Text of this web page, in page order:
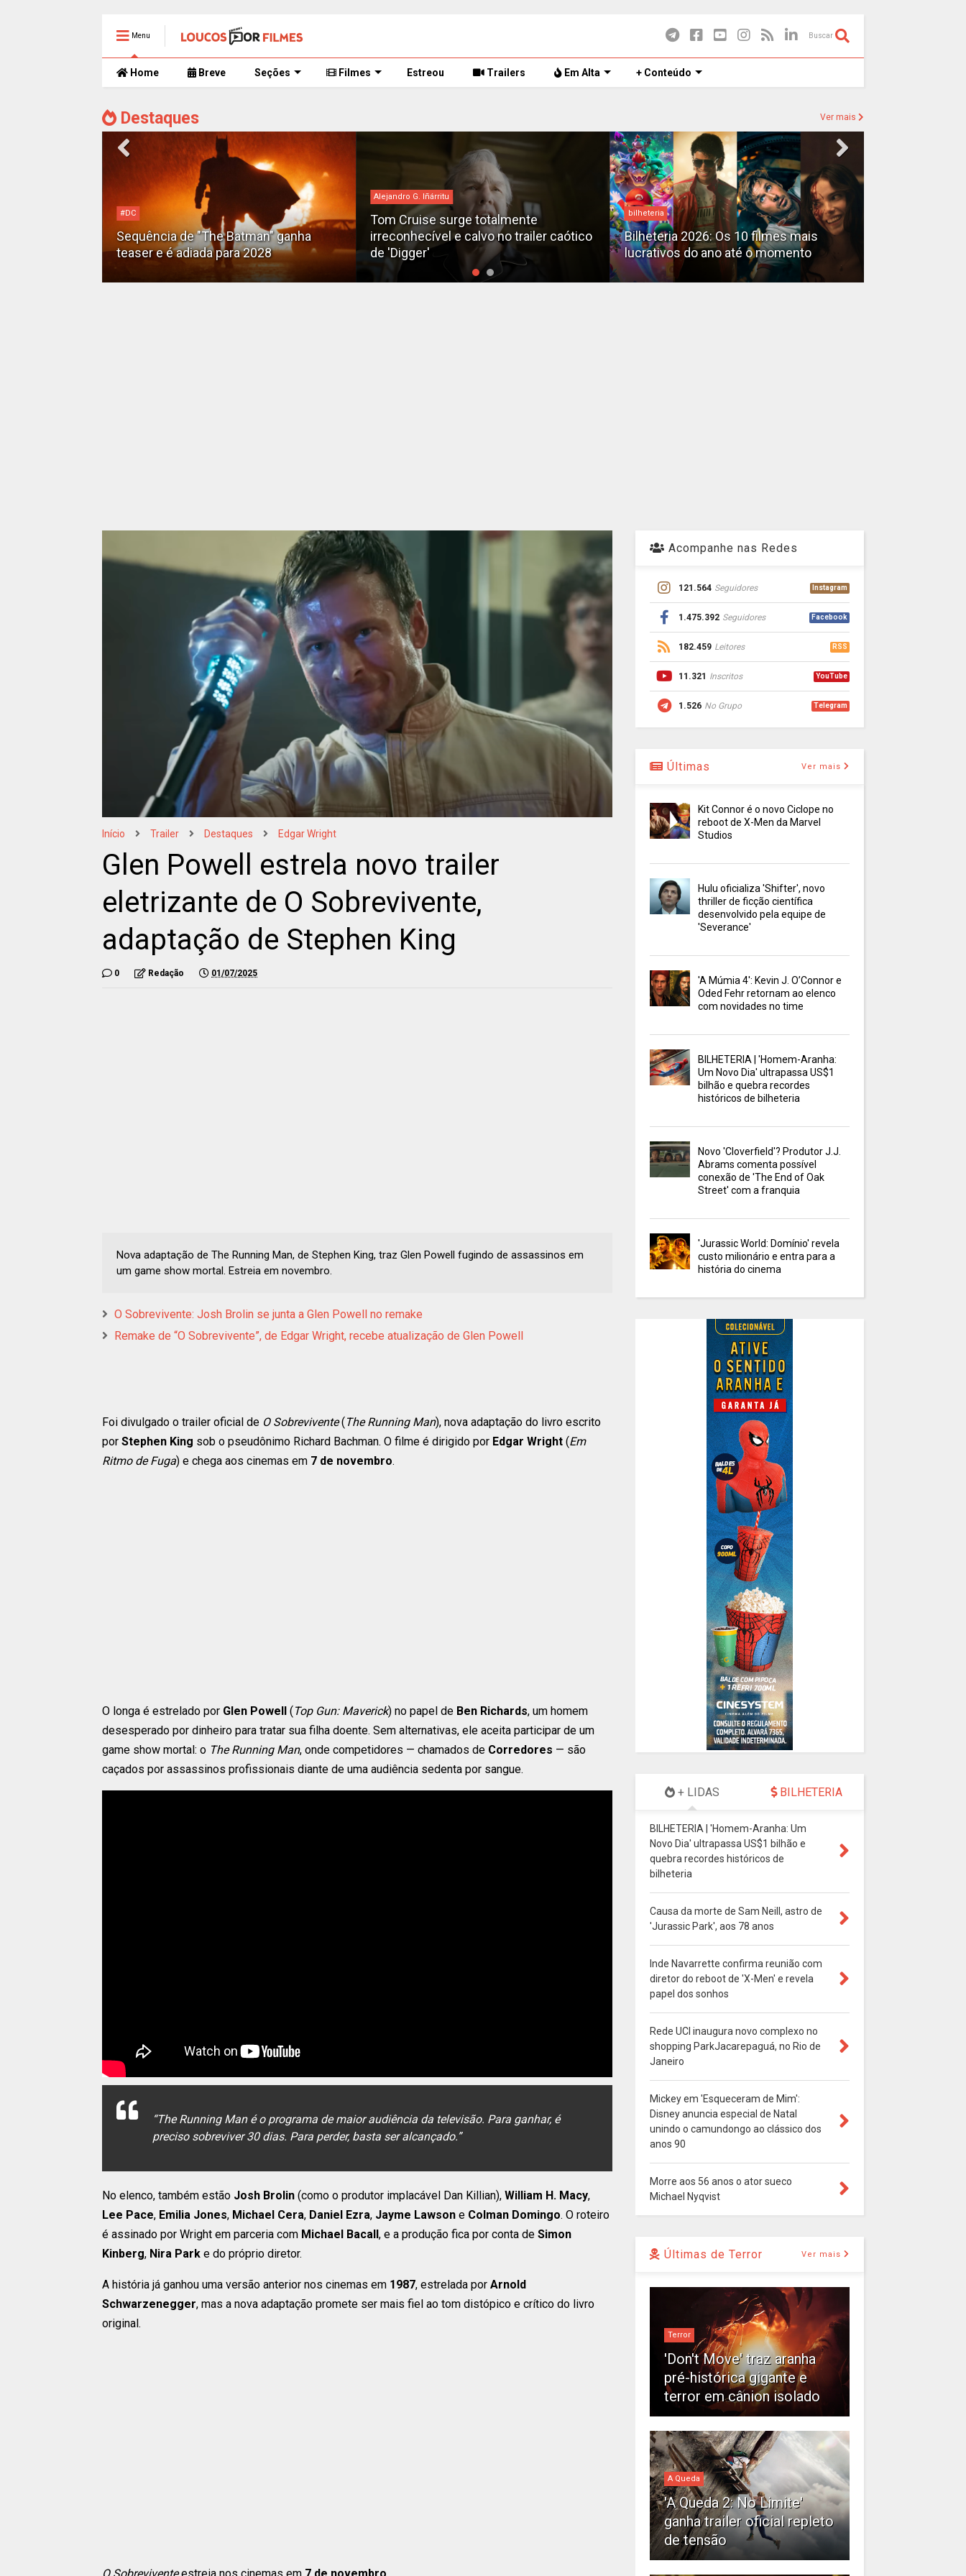
Menu Buscar
Home Breve Seções Filmes Estreou Trailers Em Alta + Conteúdo
Destaques Ver mais
#DC
Sequência de "The Batman" ganha
teaser e é adiada para 2028
Alejandro G. Iñárritu
Tom Cruise surge totalmente
irreconhecível e calvo no trailer caótico
de 'Digger'
bilheteria
Bilheteria 2026: Os 10 filmes mais
lucrativos do ano até o momento
Início Trailer Destaques Edgar Wright
Glen Powell estrela novo trailer
eletrizante de O Sobrevivente,
adaptação de Stephen King
0 Redação 01/07/2025
Nova adaptação de The Running Man, de Stephen King, traz Glen Powell fugindo de assassinos em
um game show mortal. Estreia em novembro.
O Sobrevivente: Josh Brolin se junta a Glen Powell no remake
Remake de “O Sobrevivente”, de Edgar Wright, recebe atualização de Glen Powell
Foi divulgado o trailer oficial de O Sobrevivente( The Running Man), nova adaptação do livro escrito
por Stephen King sob o pseudônimo Richard Bachman. O filme é dirigido por Edgar Wright (Em
Ritmo de Fuga) e chega aos cinemas em 7 de novembro.
O longa é estrelado por Glen Powell ( Top Gun: Maverick) no papel de Ben Richards, um homem
desesperado por dinheiro para tratar sua filha doente. Sem alternativas, ele aceita participar de um
game show mortal: o The Running Man, onde competidores — chamados de Corredores — são
caçados por assassinos profissionais diante de uma audiência sedenta por sangue.
“The Running Man é o programa de maior audiência da televisão. Para ganhar, é
preciso sobreviver 30 dias. Para perder, basta ser alcançado.”
No elenco, também estão Josh Brolin (como o produtor implacável Dan Killian), William H. Macy,
Lee Pace, Emilia Jones, Michael Cera, Daniel Ezra, Jayme Lawson e Colman Domingo. O roteiro
é assinado por Wright em parceria com Michael Bacall, e a produção fica por conta de Simon
Kinberg, Nira Park e do próprio diretor.
A história já ganhou uma versão anterior nos cinemas em 1987, estrelada por Arnold
Schwarzenegger, mas a nova adaptação promete ser mais fiel ao tom distópico e crítico do livro
original.
Acompanhe nas Redes
121.564 Seguidores Instagram
1.475.392 Seguidores Facebook
182.459 Leitores RSS
11.321 Inscritos YouTube
1.526 No Grupo Telegram
Últimas Ver mais
Kit Connor é o novo Ciclope no
reboot de X-Men da Marvel
Studios
Hulu oficializa 'Shifter', novo
thriller de ficção científica
desenvolvido pela equipe de
'Severance'
'A Múmia 4': Kevin J. O’Connor e
Oded Fehr retornam ao elenco
com novidades no time
BILHETERIA | 'Homem-Aranha:
Um Novo Dia' ultrapassa US$1
bilhão e quebra recordes
históricos de bilheteria
Novo 'Cloverfield'? Produtor J.J.
Abrams comenta possível
conexão de 'The End of Oak
Street' com a franquia
'Jurassic World: Domínio' revela
custo milionário e entra para a
história do cinema
+ LIDAS BILHETERIA
BILHETERIA | 'Homem-Aranha: Um
Novo Dia' ultrapassa US$1 bilhão e
quebra recordes históricos de
bilheteria
Causa da morte de Sam Neill, astro de
'Jurassic Park', aos 78 anos
Inde Navarrette confirma reunião com
diretor do reboot de 'X-Men' e revela
papel dos sonhos
Rede UCI inaugura novo complexo no
shopping ParkJacarepaguá, no Rio de
Janeiro
Mickey em 'Esqueceram de Mim':
Disney anuncia especial de Natal
unindo o camundongo ao clássico dos
anos 90
Morre aos 56 anos o ator sueco
Michael Nyqvist
Últimas de Terror Ver mais
Terror
'Don't Move' traz aranha
pré-histórica gigante e
terror em cânion isolado
A Queda
'A Queda 2: No Limite'
ganha trailer oficial repleto
de tensão